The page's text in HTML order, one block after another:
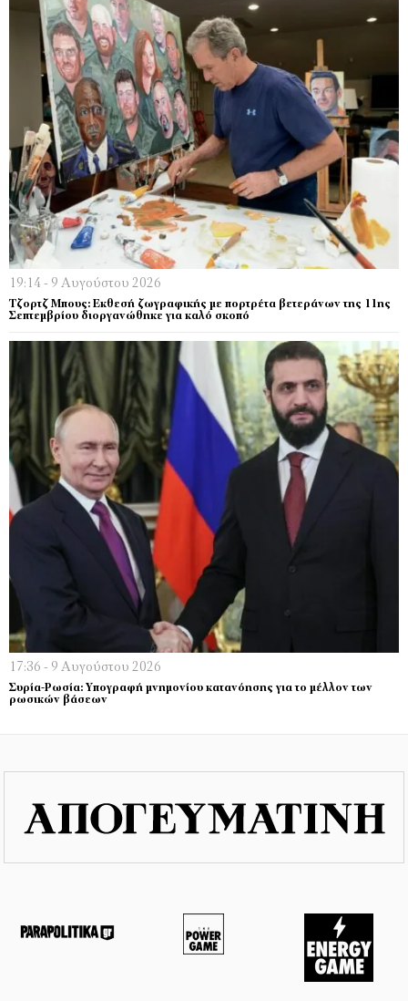
19:14 - 9 Αυγούστου 2026
Τζορτζ Μπους: Εκθεσή ζωγραφικής με πορτρέτα βετεράνων της 11ης
Σεπτεμβρίου διοργανώθηκε για καλό σκοπό
17:36 - 9 Αυγούστου 2026
Συρία-Ρωσία: Υπογραφή μνημονίου κατανόησης για το μέλλον των
ρωσικών βάσεων